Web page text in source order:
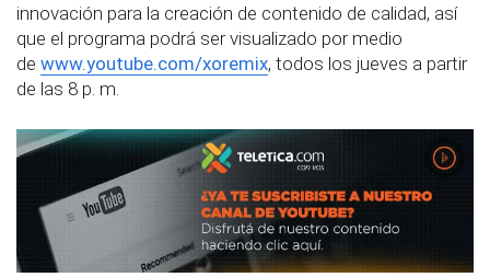
innovación para la creación de contenido de calidad, así
que el programa podrá ser visualizado por medio
de www.youtube.com/xoremix, todos los jueves a partir
de las 8 p. m.